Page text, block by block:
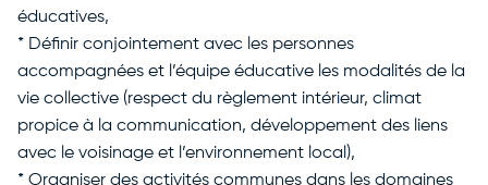
éducatives,
* Définir conjointement avec les personnes
accompagnées et l’équipe éducative les modalités de la
vie collective (respect du règlement intérieur, climat
propice à la communication, développement des liens
avec le voisinage et l’environnement local),
* Organiser des activités communes dans les domaines